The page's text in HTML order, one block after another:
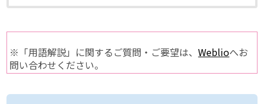
※「用語解説」に関するご質問・ご要望は、Weblioへお
問い合わせください。